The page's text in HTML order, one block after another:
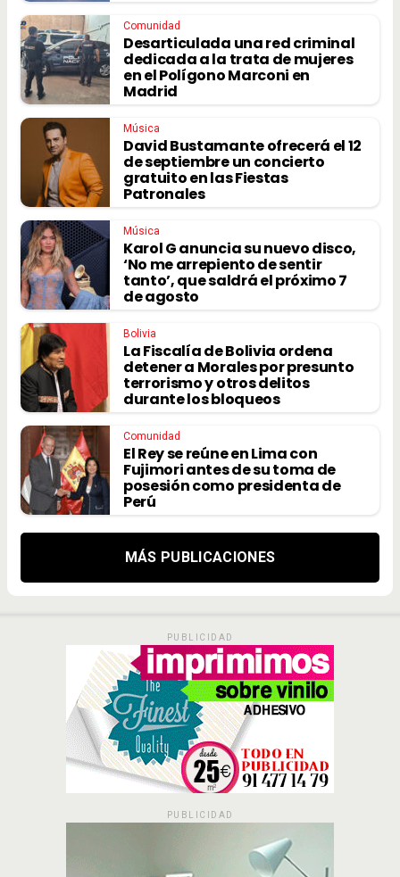
Comunidad
Desarticulada una red criminal
dedicada a la trata de mujeres
en el Polígono Marconi en
Madrid
Música
David Bustamante ofrecerá el 12
de septiembre un concierto
gratuito en las Fiestas
Patronales
Música
Karol G anuncia su nuevo disco,
‘No me arrepiento de sentir
tanto’, que saldrá el próximo 7
de agosto
Bolivia
La Fiscalía de Bolivia ordena
detener a Morales por presunto
terrorismo y otros delitos
durante los bloqueos
Comunidad
El Rey se reúne en Lima con
Fujimori antes de su toma de
posesión como presidenta de
Perú
MÁS PUBLICACIONES
PUBLICIDAD
PUBLICIDAD